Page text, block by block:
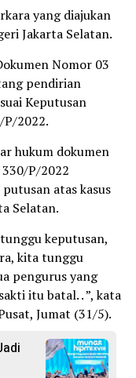
yang diajukan
Jakarta Selatan.
Nomor 03
pendirian
Keputusan
2022.
hukum dokumen
P/2022
atas kasus
Selatan.
keputusan,
kita tunggu
pengurus yang
itu batal. . ”, kata
Jumat (31/5).